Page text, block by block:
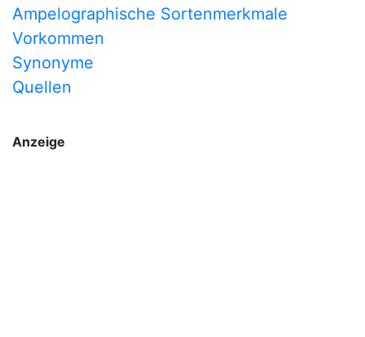
Ampelographische Sortenmerkmale
Vorkommen
Synonyme
Quellen
Anzeige